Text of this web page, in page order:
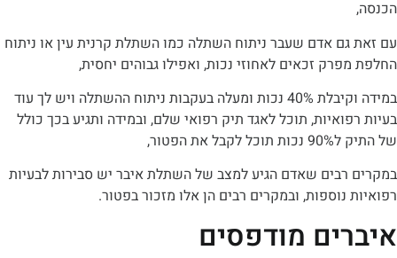
אדם שעבר ניתוח השתלה כמו השתלת קרנית עין או ניתוח
זכאים לאחוזי נכות, ואפילו גבוהים יחסית,
במידה וקיבלת 40% נכות ומעלה בעקבות ניתוח ההשתלה ויש לך עוד
תוכל לאגד תיק רפואי שלם, ובמידה ותגיע בכך כולל
הפטור,
שאדם הגיע למצב של השתלת איבר יש סבירות לבעיות
נוספות, ובמקרים רבים הן אלו מזכור בפטור.
מודפסים